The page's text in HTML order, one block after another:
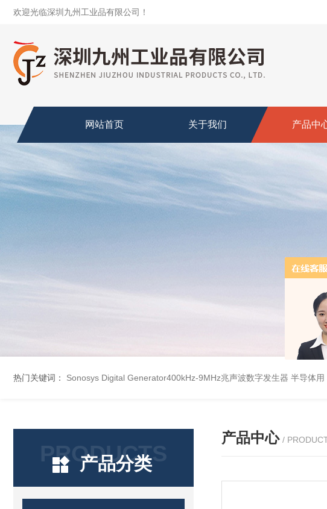
欢迎光临深圳九州工业品有限公司！
网站首页 关于我们 产品中
热门关键词： Sonosys Digital Generator400kHz-9MHz兆声波数字发生器 半导体用
PRODUCTS
产品分类
产品中心 /